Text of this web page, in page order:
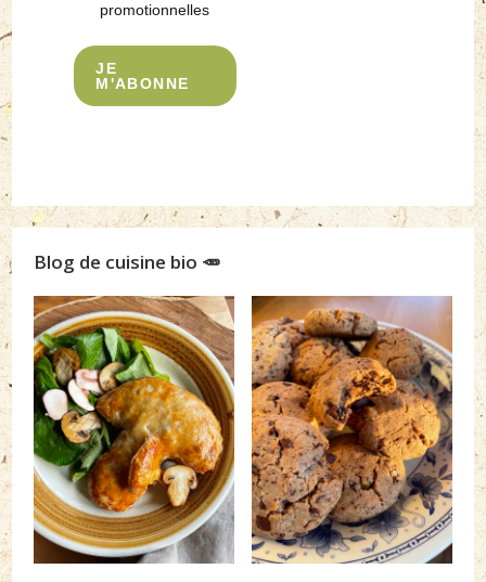
promotionnelles
JE
M'ABONNE
Blog de cuisine bio 🥕